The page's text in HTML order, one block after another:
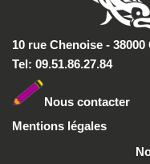
10 rue Chenoise -
Tel: 09.51.86.27.84
Nous contacter
Mentions légales